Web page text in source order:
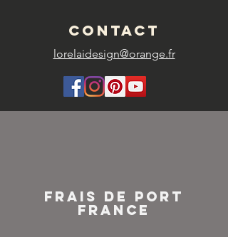
CONTACT
lorelaidesign@orange.fr
FRAIS DE PORT
FRANCE